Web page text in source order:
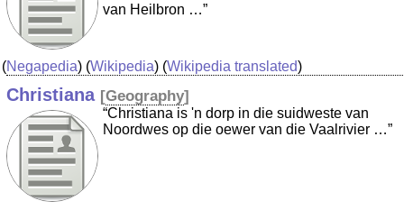
van Heilbron …”
(Negapedia) (Wikipedia) (Wikipedia translated)
Christiana [Geography]
“Christiana is 'n dorp in die suidweste van
Noordwes op die oewer van die Vaalrivier …”